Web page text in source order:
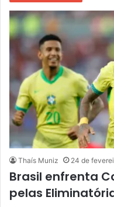
Thaís Muniz 24 de
Brasil enfrenta
pelas